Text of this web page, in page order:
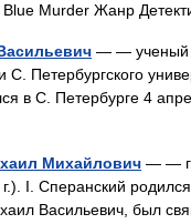
Murder Жанр
— — ученый
Петербургского
в С. Петербурге 4
Михайлович — —
I. Сперанский
Васильевич, был